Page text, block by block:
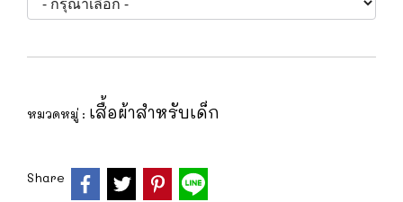
หมวดหมู่ : เสื้อผ้าสำหรับเด็ก
Share